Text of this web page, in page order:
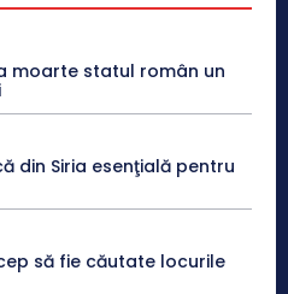
moarte statul român un
din Siria esenţială pentru
să fie căutate locurile